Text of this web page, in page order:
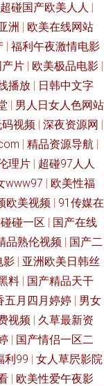
码二区三区 91大香蕉
草莓视频 成人传媒
男生色色91 超碰人人
品五区 日韩欧美性爱
视频在线播放 色情五
成人熟女 91精品传媒
在线观看 日韩淫淫网
AV 91色交 变态另类
五月花激情婷婷在线
小说资源 ts性爱 精品
超碰国产欧美人人 |
洲 | 欧美在线网站
| 福利午夜激情电影
片 | 欧美极品电影 |
播放 | 日韩中文字
| 男人日女人色网站
视频 | 深夜资源网 |
| 精品资源导航 |
理片 | 超碰97人人
www97 | 欧美性福
欧美视频 | 91传媒在
碰一区 | 国产在线
品熟伦视频 | 国产二
影 | 亚洲欧美日韩丝
料 | 国产精品天干
五月四月婷婷 | 男女
视频 | 久草最新资
| 国产情侣一区二
利99 | 女人草屄影院
| 欧美性爱午夜影